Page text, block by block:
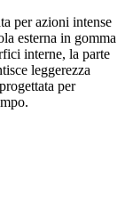
per azioni intense
esterna in gomma
interne, la parte
leggerezza
per